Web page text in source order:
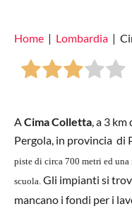
Home Lombardia
ACima Colletta, a 3
Pergola, in provincia di
piste di circa 700 metri ed
scuola. Gli impianti si
mancano i fondi per i